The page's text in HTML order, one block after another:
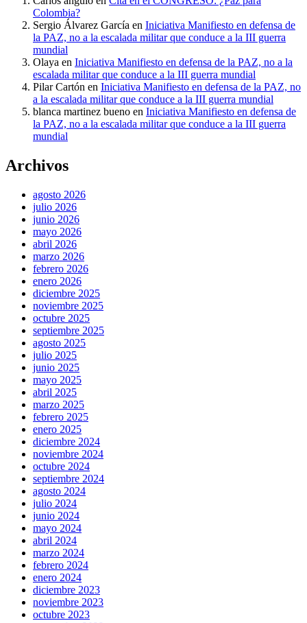
Colombia?
Sergio Álvarez García en Iniciativa Manifiesto en defensa de
la PAZ, no a la escalada militar que conduce a la III guerra
mundial
Olaya en Iniciativa Manifiesto en defensa de la PAZ, no a la
escalada militar que conduce a la III guerra mundial
Pilar Cartón en Iniciativa Manifiesto en defensa de la PAZ, no
a la escalada militar que conduce a la III guerra mundial
blanca martinez bueno en Iniciativa Manifiesto en defensa de
la PAZ, no a la escalada militar que conduce a la III guerra
mundial
Archivos
agosto 2026
julio 2026
junio 2026
mayo 2026
abril 2026
marzo 2026
febrero 2026
enero 2026
diciembre 2025
noviembre 2025
octubre 2025
septiembre 2025
agosto 2025
julio 2025
junio 2025
mayo 2025
abril 2025
marzo 2025
febrero 2025
enero 2025
diciembre 2024
noviembre 2024
octubre 2024
septiembre 2024
agosto 2024
julio 2024
junio 2024
mayo 2024
abril 2024
marzo 2024
febrero 2024
enero 2024
diciembre 2023
noviembre 2023
octubre 2023